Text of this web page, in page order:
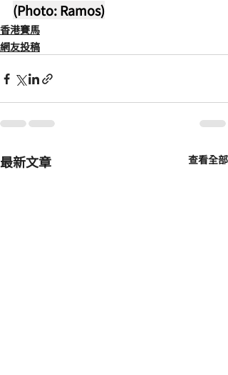
(Photo: Ramos)
香港賽馬
網友投稿
最新文章 查看全部